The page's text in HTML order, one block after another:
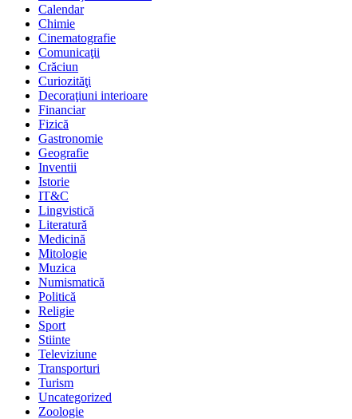
Calendar
Chimie
Cinematografie
Comunicaţii
Crăciun
Curiozităţi
Decoraţiuni interioare
Financiar
Fizică
Gastronomie
Geografie
Inventii
Istorie
IT&C
Lingvistică
Literatură
Medicină
Mitologie
Muzica
Numismatică
Politică
Religie
Sport
Stiinte
Televiziune
Transporturi
Turism
Uncategorized
Zoologie